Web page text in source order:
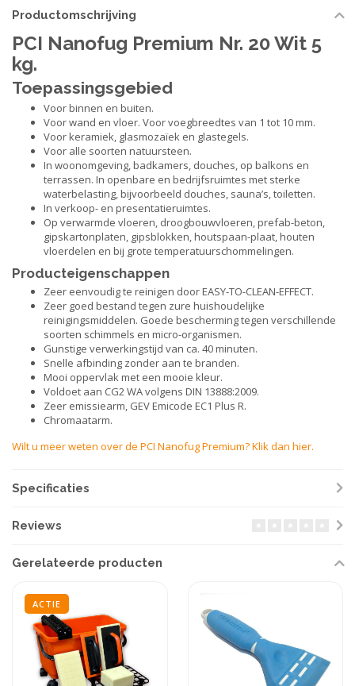
Productomschrijving
PCI Nanofug Premium Nr. 20 Wit 5
kg.
Toepassingsgebied
Voor binnen en buiten.
Voor wand en vloer. Voor voegbreedtes van 1 tot 10 mm.
Voor keramiek, glasmozaïek en glastegels.
Voor alle soorten natuursteen.
In woonomgeving, badkamers, douches, op balkons en
terrassen. In openbare en bedrijfsruimtes met sterke
waterbelasting, bijvoorbeeld douches, sauna’s, toiletten.
In verkoop- en presentatieruimtes.
Op verwarmde vloeren, droogbouwvloeren, prefab-beton,
gipskartonplaten, gipsblokken, houtspaan-plaat, houten
vloerdelen en bij grote temperatuurschommelingen.
Producteigenschappen
Zeer eenvoudig te reinigen door EASY-TO-CLEAN-EFFECT.
Zeer goed bestand tegen zure huishoudelijke
reinigingsmiddelen. Goede bescherming tegen verschillende
soorten schimmels en micro-organismen.
Gunstige verwerkingstijd van ca. 40 minuten.
Snelle afbinding zonder aan te branden.
Mooi oppervlak met een mooie kleur.
Voldoet aan CG2 WA volgens DIN 13888:2009.
Zeer emissiearm, GEV Emicode EC1 Plus R.
Chromaatarm.
Wilt u meer weten over de PCI Nanofug Premium? Klik dan hier.
Specificaties
Reviews
Gerelateerde producten
ACTIE